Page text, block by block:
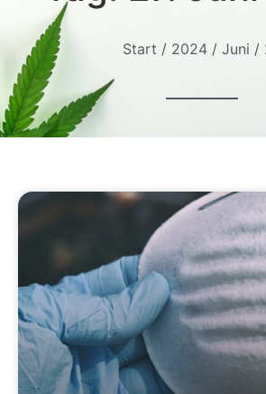
Start / 2024 / Juni /